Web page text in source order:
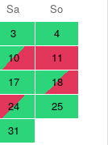
Sa
So
3
4
10
11
17
18
24
25
31